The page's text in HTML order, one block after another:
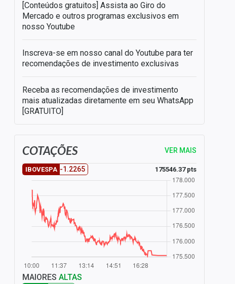
[Conteúdos gratuitos] Assista ao Giro do
Mercado e outros programas exclusivos em
nosso Youtube
Inscreva-se em nosso canal do Youtube para ter
recomendações de investimento exclusivas
Receba as recomendações de investimento
mais atualizadas diretamente em seu WhatsApp
[GRATUITO]
COTAÇÕES VER MAIS
IBOVESPA -1.2265 175546.37 pts
MAIORES ALTAS